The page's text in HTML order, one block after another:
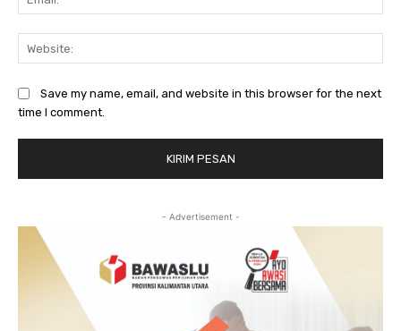
Save my name, email, and website in this browser for the next
time I comment.
- Advertisement -